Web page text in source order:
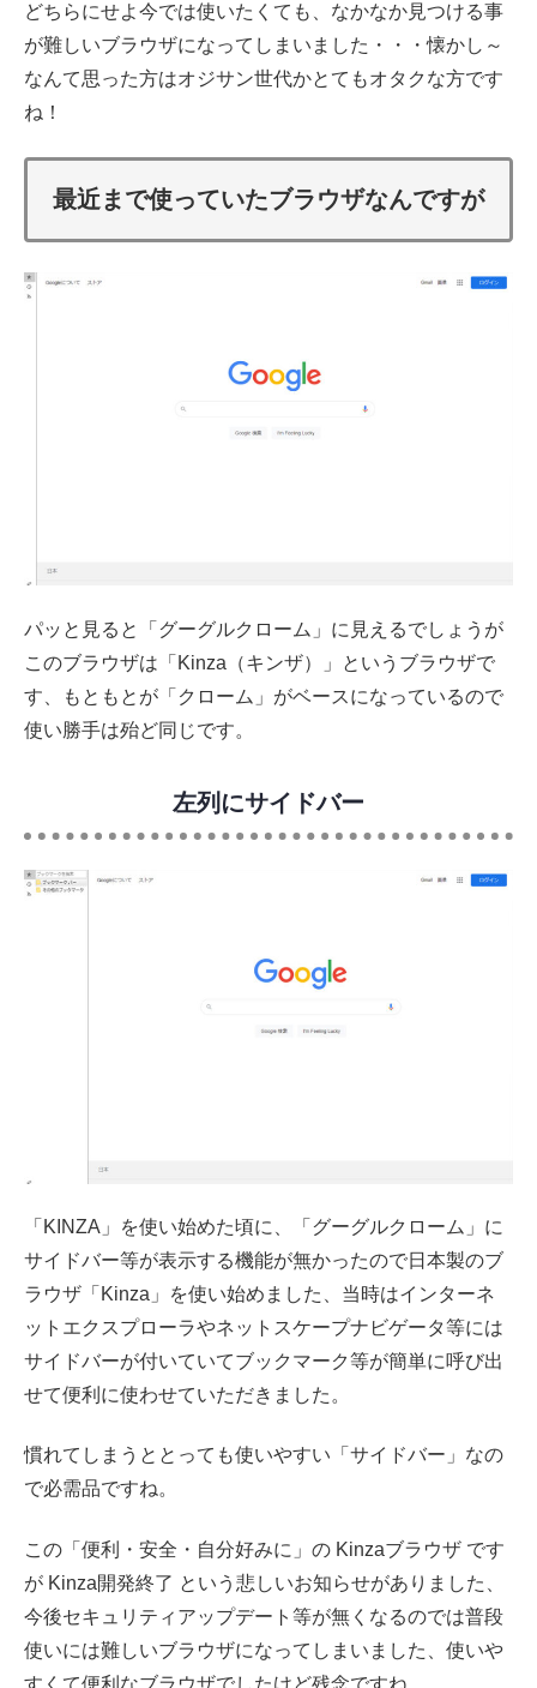
どちらにせよ今では使いたくても、なかなか見つける事
が難しいブラウザになってしまいました・・・懐かし～
なんて思った方はオジサン世代かとてもオタクな方です
ね！
最近まで使っていたブラウザなんですが
パッと見ると「グーグルクローム」に見えるでしょうが
このブラウザは「Kinza（キンザ）」というブラウザで
す、もともとが「クローム」がベースになっているので
使い勝手は殆ど同じです。
左列にサイドバー
「KINZA」を使い始めた頃に、「グーグルクローム」に
サイドバー等が表示する機能が無かったので日本製のブ
ラウザ「Kinza」を使い始めました、当時はインターネ
ットエクスプローラやネットスケープナビゲータ等には
サイドバーが付いていてブックマーク等が簡単に呼び出
せて便利に使わせていただきました。
慣れてしまうととっても使いやすい「サイドバー」なの
で必需品ですね。
この「便利・安全・自分好みに」の Kinzaブラウザ です
が Kinza開発終了 という悲しいお知らせがありました、
今後セキュリティアップデート等が無くなるのでは普段
使いには難しいブラウザになってしまいました、使いや
すくて便利なブラウザでしたけど残念ですね。